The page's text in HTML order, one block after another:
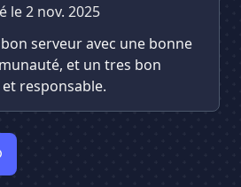
le 2 nov. 2025
serveur avec une bonne
et un tres bon
responsable.